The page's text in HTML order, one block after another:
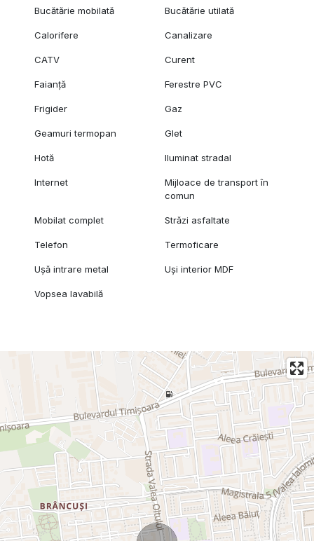
Bucătărie mobilată Bucătărie utilată
Calorifere Canalizare
CATV Curent
Faianță Ferestre PVC
Frigider Gaz
Geamuri termopan Glet
Hotă Iluminat stradal
Internet
Mijloace de transport în
comun
Mobilat complet Străzi asfaltate
Telefon Termoficare
Ușă intrare metal Uși interior MDF
Vopsea lavabilă